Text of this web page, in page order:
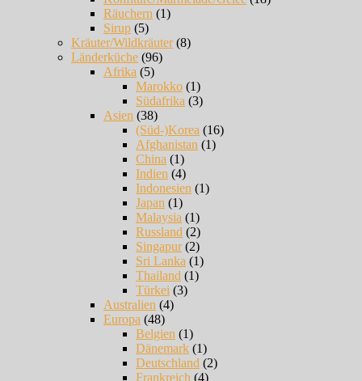
Räuchern (1)
Sirup (5)
Kräuter/Wildkräuter(8)
Länderküche (96)
Afrika (5)
Marokko (1)
Südafrika (3)
Asien (38)
(Süd-)Korea (16)
Afghanistan (1)
China (1)
Indien (4)
Indonesien (1)
Japan (1)
Malaysia (1)
Russland (2)
Singapur(2)
Sri Lanka (1)
Thailand (1)
Türkei (3)
Australien (4)
Europa (48)
Belgien (1)
Dänemark (1)
Deutschland (2)
Frankreich (4)